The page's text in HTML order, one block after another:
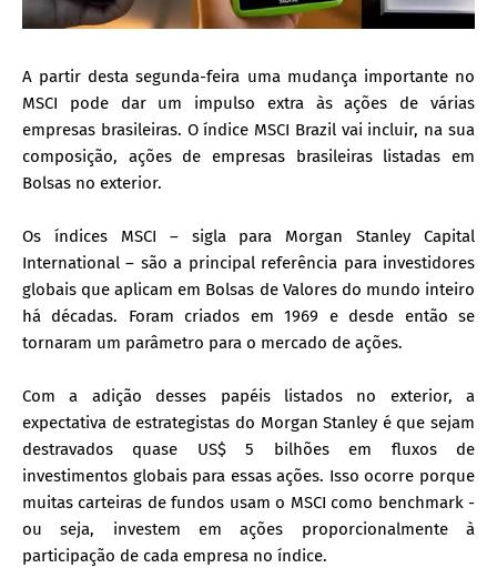
A partir desta segunda-feira uma mudança importante no
MSCI pode dar um impulso extra às ações de várias
empresas brasileiras. O índice MSCI Brazil vai incluir, na sua
composição, ações de empresas brasileiras listadas em
Bolsas no exterior.
Os índices MSCI – sigla para Morgan Stanley Capital
International – são a principal referência para investidores
globais que aplicam em Bolsas de Valores do mundo inteiro
há décadas. Foram criados em 1969 e desde então se
tornaram um parâmetro para o mercado de ações.
Com a adição desses papéis listados no exterior, a
expectativa de estrategistas do Morgan Stanley é que sejam
destravados quase US$ 5 bilhões em fluxos de
investimentos globais para essas ações. Isso ocorre porque
muitas carteiras de fundos usam o MSCI como benchmark -
ou seja, investem em ações proporcionalmente à
participação de cada empresa no índice.